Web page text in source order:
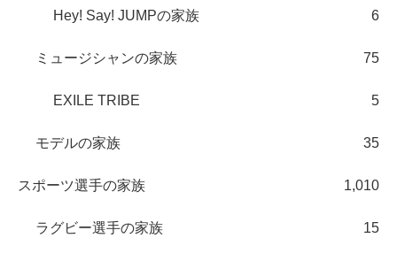
Hey! Say! JUMPの家族 6
ミュージシャンの家族 75
EXILE TRIBE 5
モデルの家族 35
スポーツ選手の家族 1,010
ラグビー選手の家族 15